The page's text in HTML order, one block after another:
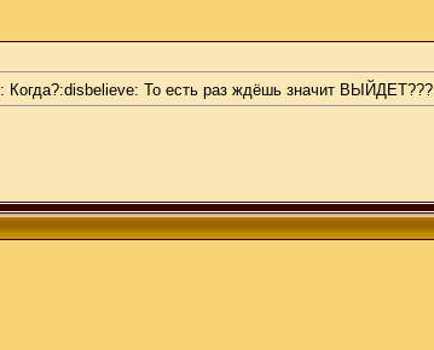
Когда?:disbelieve: То есть раз ждёшь значит ВЫЙДЕТ???